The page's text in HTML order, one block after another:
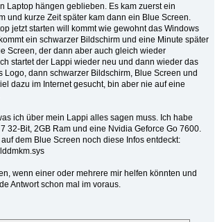
Laptop hängen geblieben. Es kam zuerst ein
und kurze Zeit später kam dann ein Blue Screen.
jetzt starten will kommt wie gewohnt das Windows
ein schwarzer Bildschirm und eine Minute später
Screen, der dann aber auch gleich wieder
startet der Lappi wieder neu und dann wieder das
Logo, dann schwarzer Bildschirm, Blue Screen und
dazu im Internet gesucht, bin aber nie auf eine
ich über mein Lappi alles sagen muss. Ich habe
32-Bit, 2GB Ram und eine Nvidia Geforce Go 7600.
dem Blue Screen noch diese Infos entdeckt:
wenn einer oder mehrere mir helfen könnten und
Antwort schon mal im voraus.